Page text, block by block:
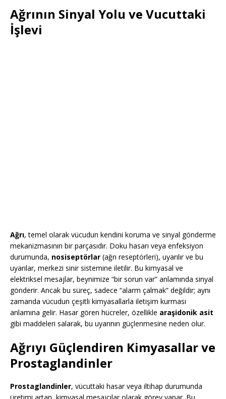
Ağrının Sinyal Yolu ve Vucuttaki
İşlevi
Ağrı, temel olarak vücudun kendini koruma ve sinyal gönderme
mekanizmasının bir parçasıdır. Doku hasarı veya enfeksiyon
durumunda, nosiseptörlar (ağrı reseptörleri), uyarılır ve bu
uyarılar, merkezi sinir sistemine iletilir. Bu kimyasal ve
elektriksel mesajlar, beynimize “bir sorun var” anlamında sinyal
gönderir. Ancak bu süreç, sadece “alarm çalmak” değildir; aynı
zamanda vücudun çeşitli kimyasallarla iletişim kurması
anlamına gelir. Hasar gören hücreler, özellikle araşidonik asit
gibi maddeleri salarak, bu uyarının güçlenmesine neden olur.
Ağrıyı Güçlendiren Kimyasallar ve
Prostaglandinler
Prostaglandinler, vücuttaki hasar veya iltihap durumunda